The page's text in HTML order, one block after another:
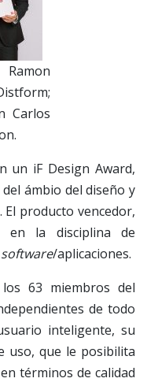
Carlos
un iF Design Award,
ámbio del diseño y
producto vencedor,
en la disciplina de
software/aplicaciones.
63 miembros del
de todo
inteligente, su
uso, que le posibilita
términos de calidad